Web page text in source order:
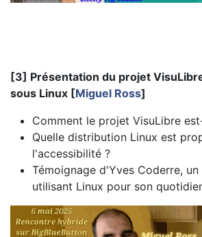
[3] Présentation du projet
sous Linux [Miguel Ross]
Comment le projet VisuLibre
Quelle distribution Linux est
l'accessibilité ?
Témoignage d'Yves Coderre,
utilisant Linux pour son